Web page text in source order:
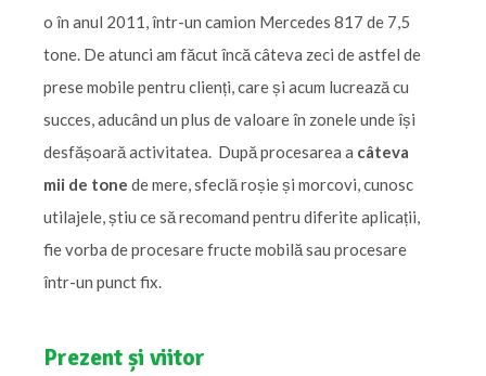
o în anul 2011, într-un camion Mercedes 817 de 7,5
tone. De atunci am făcut încă câteva zeci de astfel de
prese mobile pentru clienți, care și acum lucrează cu
succes, aducând un plus de valoare în zonele unde își
desfășoară activitatea. După procesarea a câteva
mii de tone de mere, sfeclă roșie și morcovi, cunosc
utilajele, știu ce să recomand pentru diferite aplicații,
fie vorba de procesare fructe mobilă sau procesare
într-un punct fix.
Prezent și viitor